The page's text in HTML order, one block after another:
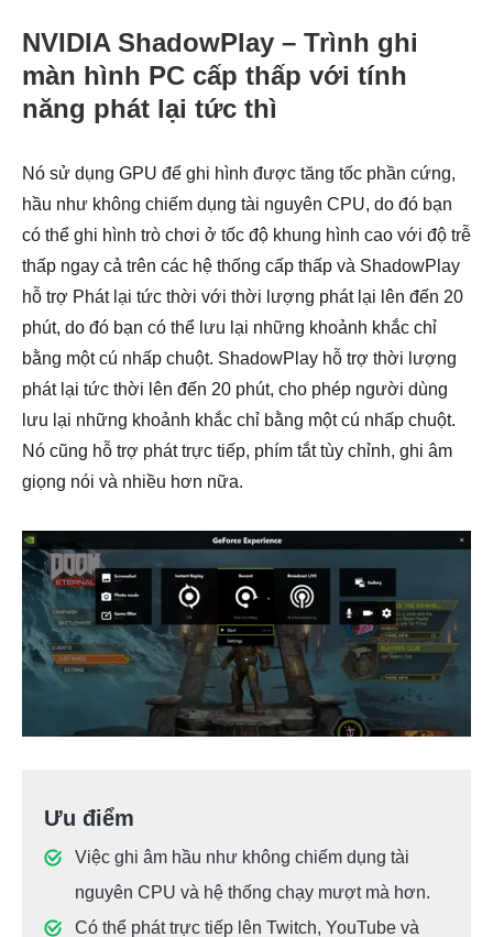
NVIDIA ShadowPlay – Trình ghi
màn hình PC cấp thấp với tính
năng phát lại tức thì
Nó sử dụng GPU để ghi hình được tăng tốc phần cứng,
hầu như không chiếm dụng tài nguyên CPU, do đó bạn
có thể ghi hình trò chơi ở tốc độ khung hình cao với độ trễ
thấp ngay cả trên các hệ thống cấp thấp và ShadowPlay
hỗ trợ Phát lại tức thời với thời lượng phát lại lên đến 20
phút, do đó bạn có thể lưu lại những khoảnh khắc chỉ
bằng một cú nhấp chuột. ShadowPlay hỗ trợ thời lượng
phát lại tức thời lên đến 20 phút, cho phép người dùng
lưu lại những khoảnh khắc chỉ bằng một cú nhấp chuột.
Nó cũng hỗ trợ phát trực tiếp, phím tắt tùy chỉnh, ghi âm
giọng nói và nhiều hơn nữa.
Ưu điểm
Việc ghi âm hầu như không chiếm dụng tài
nguyên CPU và hệ thống chạy mượt mà hơn.
Có thể phát trực tiếp lên Twitch, YouTube và